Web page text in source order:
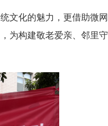
文化的魅力，更借助微网
为构建敬老爱亲、邻里守